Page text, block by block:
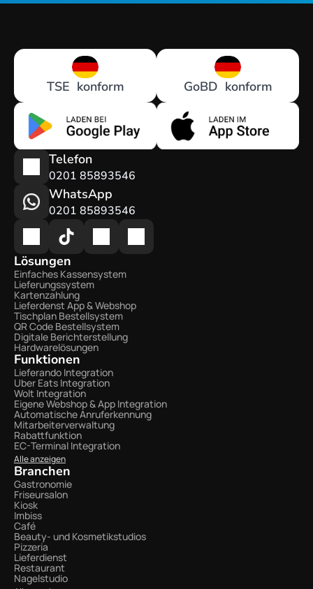
TSE  konform GoBD  konform
Telefon
0201 85893546
WhatsApp
0201 85893546
Lösungen
Einfaches Kassensystem
Lieferungssystem
Kartenzahlung
Lieferdenst App & Webshop
Tischplan Bestellsystem
QR Code Bestellsystem
Digitale Berichterstellung
Hardwarelösungen
Funktionen
Lieferando Integration
Uber Eats Integration
Wolt Integration
Eigene Webshop & App Integration
Automatische Anruferkennung
Mitarbeiterverwaltung
Rabattfunktion
EC-Terminal Integration
Alle anzeigen
Branchen
Gastronomie
Friseursalon
Kiosk
Imbiss
Café
Beauty- und Kosmetikstudios
Pizzeria
Lieferdienst
Restaurant
Nagelstudio